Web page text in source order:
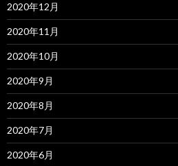
2020年12月
2020年11月
2020年10月
2020年9月
2020年8月
2020年7月
2020年6月